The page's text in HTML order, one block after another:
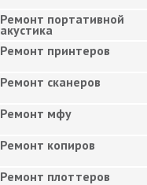
Ремонт портативной
акустика
Ремонт принтеров
Ремонт сканеров
Ремонт мфу
Ремонт копиров
Ремонт плоттеров